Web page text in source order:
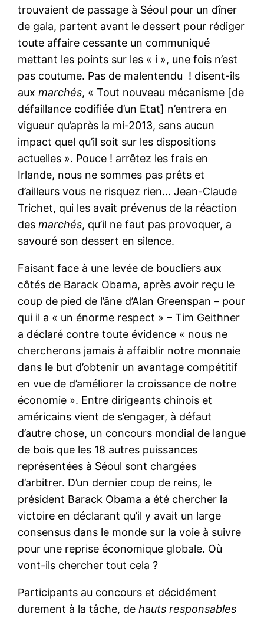
trouvaient de passage à Séoul pour un dîner
de gala, partent avant le dessert pour rédiger
toute affaire cessante un communiqué
mettant les points sur les « i », une fois n’est
pas coutume. Pas de malentendu ! disent-ils
auxmarchés, « Tout nouveau mécanisme [de
défaillance codifiée d’un Etat] n’entrera en
vigueur qu’après la mi-2013, sans aucun
impact quel qu’il soit sur les dispositions
actuelles ». Pouce ! arrêtez les frais en
Irlande, nous ne sommes pas prêts et
d’ailleurs vous ne risquez rien… Jean-Claude
Trichet, qui les avait prévenus de la réaction
desmarchés, qu’il ne faut pas provoquer, a
savouré son dessert en silence.
Faisant face à une levée de boucliers aux
côtés de Barack Obama, après avoir reçu le
coup de pied de l’âne d’Alan Greenspan – pour
qui il a « un énorme respect » – Tim Geithner
a déclaré contre toute évidence « nous ne
chercherons jamais à affaiblir notre monnaie
dans le but d’obtenir un avantage compétitif
en vue de d’améliorer la croissance de notre
économie ». Entre dirigeants chinois et
américains vient de s’engager, à défaut
d’autre chose, un concours mondial de langue
de bois que les 18 autres puissances
représentées à Séoul sont chargées
d’arbitrer. D’un dernier coup de reins, le
président Barack Obama a été chercher la
victoire en déclarant qu’il y avait un large
consensus dans le monde sur la voie à suivre
pour une reprise économique globale. Où
vont-ils chercher tout cela ?
Participants au concours et décidément
durement à la tâche, dehauts responsables